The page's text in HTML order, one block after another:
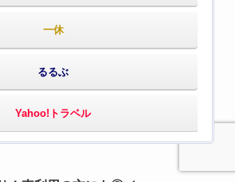
一休
るるぶ
Yahoo!トラベル